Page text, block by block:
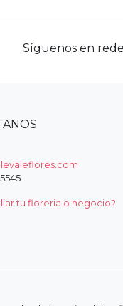
Síguenos en
tu floreria o negocio?